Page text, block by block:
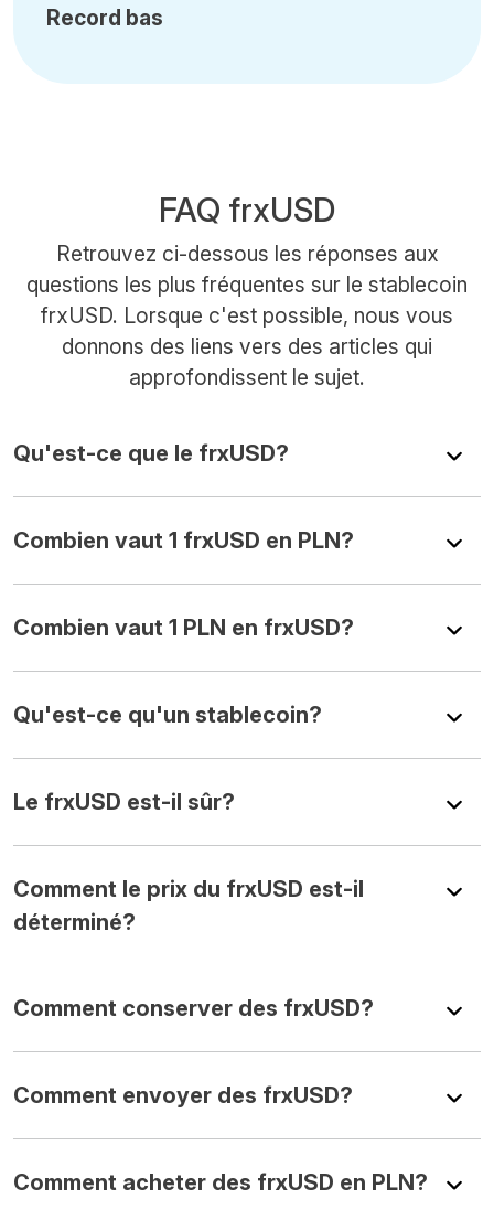
Record bas
FAQ frxUSD
Retrouvez ci-dessous les réponses aux
questions les plus fréquentes sur le stablecoin
frxUSD. Lorsque c'est possible, nous vous
donnons des liens vers des articles qui
approfondissent le sujet.
Qu'est-ce que le frxUSD?
Combien vaut 1 frxUSD en PLN?
Combien vaut 1 PLN en frxUSD?
Qu'est-ce qu'un stablecoin?
Le frxUSD est-il sûr?
Comment le prix du frxUSD est-il
déterminé?
Comment conserver des frxUSD?
Comment envoyer des frxUSD?
Comment acheter des frxUSD en PLN?